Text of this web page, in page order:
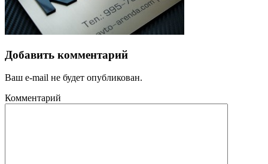
Добавить комментарий
Ваш e-mail не будет опубликован.
Комментарий